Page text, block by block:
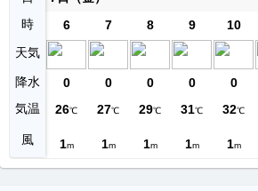
時
天気
降水
気温
風
6
0
26℃
1m
7
0
27℃
1m
8
0
29℃
1m
9
0
31℃
1m
10
0
32℃
1m